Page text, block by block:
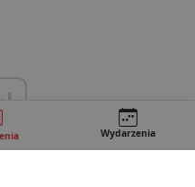
Wydarzenia